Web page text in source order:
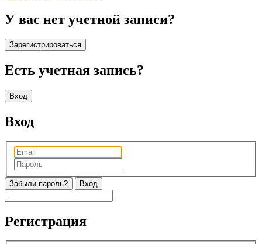
У вас нет учетной записи?
Зарегистрироваться
Есть учетная запись?
Вход
Вход
Забыли пароль?
Регистрация